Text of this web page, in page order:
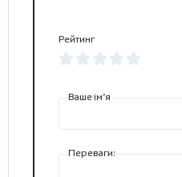
Рейтинг
Ваше ім’я
Переваги: